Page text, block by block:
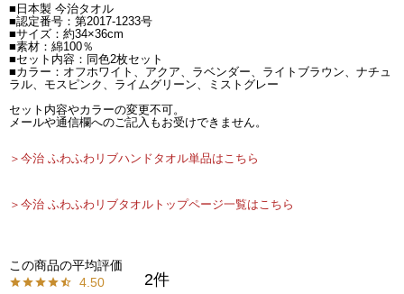
■日本製 今治タオル
■認定番号：第2017-1233号
■サイズ：約34×36cm
■素材：綿100％
■セット内容：同色2枚セット
■カラー：オフホワイト、アクア、ラベンダー、ライトブラウン、ナチュ
ラル、モスピンク、ライムグリーン、ミストグレー
セット内容やカラーの変更不可。
メールや通信欄へのご記入もお受けできません。
＞今治 ふわふわリブハンドタオル単品はこちら
＞今治 ふわふわリブタオルトップページ一覧はこちら
4.50 2